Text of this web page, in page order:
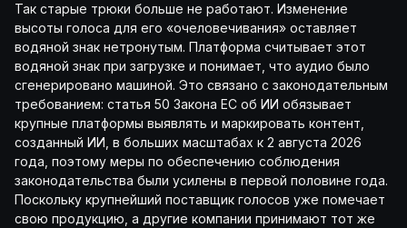
Так старые трюки больше не работают. Изменение
высоты голоса для его «очеловечивания» оставляет
водяной знак нетронутым. Платформа считывает этот
водяной знак при загрузке и понимает, что аудио было
сгенерировано машиной. Это связано с законодательным
требованием: статья 50 Закона ЕС об ИИ обязывает
крупные платформы выявлять и маркировать контент,
созданный ИИ, в больших масштабах к 2 августа 2026
года, поэтому меры по обеспечению соблюдения
законодательства были усилены в первой половине года.
Поскольку крупнейший поставщик голосов уже помечает
свою продукцию, а другие компании принимают тот же